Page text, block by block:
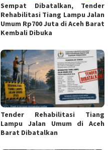
Sempat Dibatalkan, Tender
Rehabilitasi Tiang Lampu Jalan
Umum Rp700 Juta di Aceh Barat
Kembali Dibuka
Tender Rehabilitasi Tiang
Lampu Jalan Umum di Aceh
Barat Dibatalkan